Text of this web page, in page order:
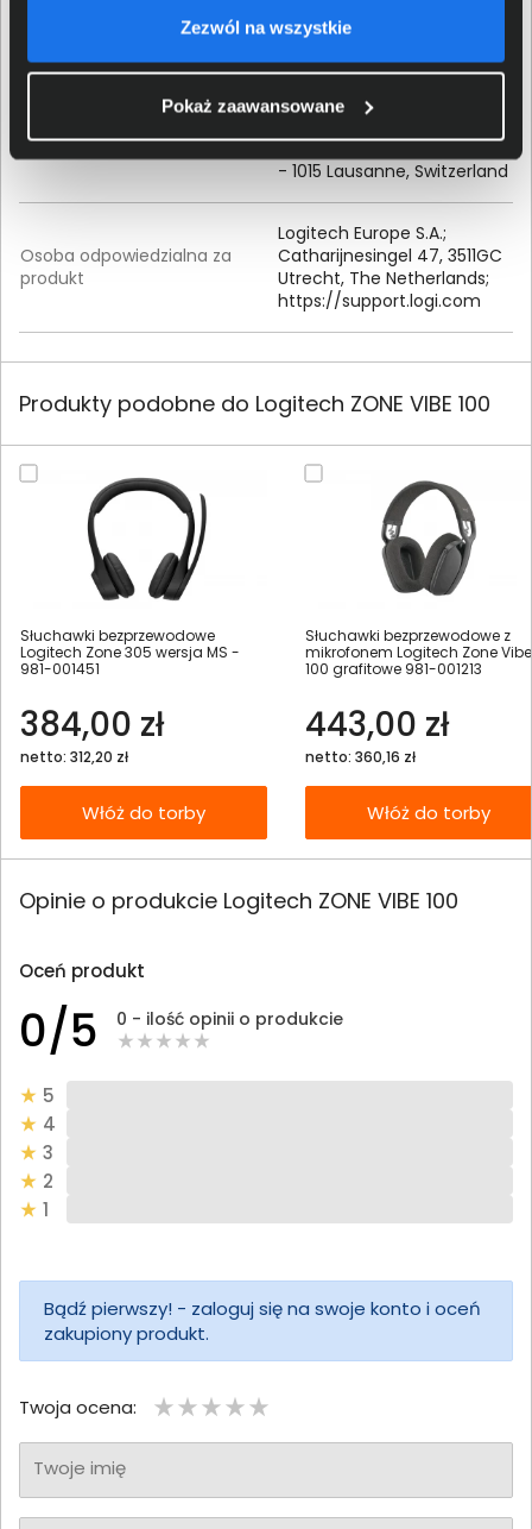
Zezwól na wszystkie
Pokaż zaawansowane
Szczegóły dotyczące zgodności produktu z
przepisami
Dane producenta
Quartier de l’Innovation, CH
- 1015 Lausanne, Switzerland
Osoba odpowiedzialna za
produkt
Logitech Europe S.A.;
Catharijnesingel 47, 3511GC
Utrecht, The Netherlands;
https://support.logi.com
Produkty podobne do Logitech ZONE VIBE 100
Słuchawki bezprzewodowe
Logitech Zone 305 wersja MS -
981-001451
384,00 zł
netto: 312,20 zł
Włóż do torby
Słuchawki bezprzewodowe z
mikrofonem Logitech Zone Vibe
100 grafitowe 981-001213
443,00 zł
netto: 360,16 zł
Włóż do torby
Opinie o produkcie Logitech ZONE VIBE 100
Oceń produkt
0/5 0 - ilość opinii o produkcie
5
4
3
2
1
Bądź pierwszy! - zaloguj się na swoje konto i oceń
zakupiony produkt.
Twoja ocena:
Twoje imię